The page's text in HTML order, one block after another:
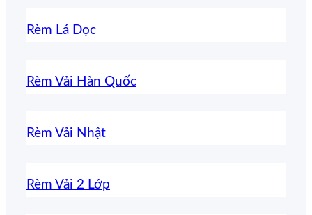
Rèm Lá Dọc
Rèm Vải Hàn Quốc
Rèm Vải Nhật
Rèm Vải 2 Lớp